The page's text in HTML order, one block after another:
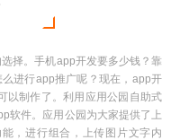
择。手机app开发要多少钱？靠
进行app推广呢？现在，app开
以制作了。利用应用公园自助式
软件。应用公园为大家提供了上
，进行组合，上传图片文字内